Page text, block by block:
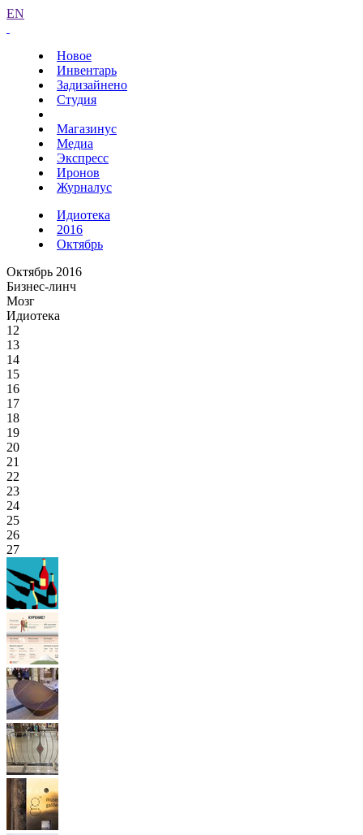
EN
Новое
Инвентарь
Задизайнено
Студия
Магазинус
Медиа
Экспресс
Иронов
Журналус
Идиотека
2016
Октябрь
Октябрь 2016
Бизнес-линч
Мозг
Идиотека
12
13
14
15
16
17
18
19
20
21
22
23
24
25
26
27